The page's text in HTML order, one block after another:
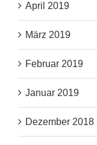
April 2019
März 2019
Februar 2019
Januar 2019
Dezember 2018